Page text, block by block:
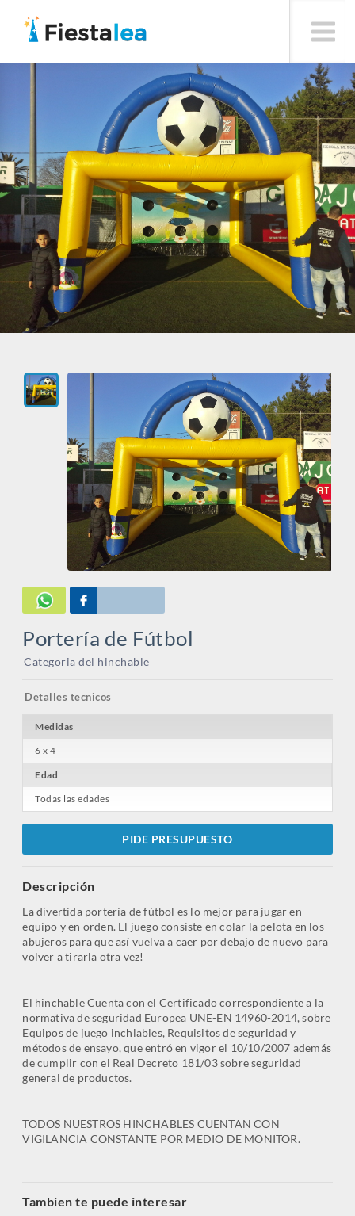
Portería de Fútbol
Categoria del hinchable
Detalles tecnicos
Medidas
6 x 4
Edad
Todas las edades
PIDE PRESUPUESTO
Descripción
La divertida portería de fútbol es lo mejor para jugar en
equipo y en orden. El juego consiste en colar la pelota en los
abujeros para que así vuelva a caer por debajo de nuevo para
volver a tirarla otra vez!
El hinchable Cuenta con el Certificado correspondiente a la
normativa de seguridad Europea UNE-EN 14960-2014, sobre
Equipos de juego inchlables, Requisitos de seguridad y
métodos de ensayo, que entró en vigor el 10/10/2007 además
de cumplir con el Real Decreto 181/03 sobre seguridad
general de productos.
TODOS NUESTROS HINCHABLES CUENTAN CON
VIGILANCIA CONSTANTE POR MEDIO DE MONITOR.
Tambien te puede interesar